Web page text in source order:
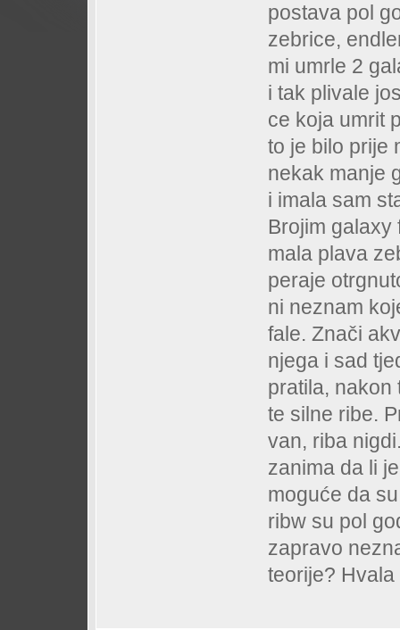
postava pol
zebrice,
mi umrle 2
i tak plivale
ce koja umrit
to je bilo prije
nekak manje
i imala sam
Brojim galaxy
mala plava
peraje
ni neznam
fale. Znači
njega i sad
pratila, nakon
te silne ribe.
van, riba
zanima da li
moguće da
ribw su pol
zapravo
teorije? Hvala